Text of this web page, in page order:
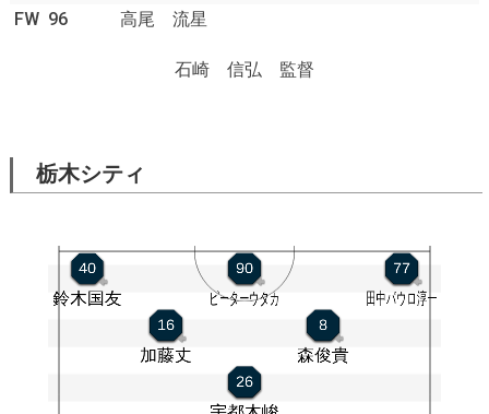
FW 96 高尾 流星
石崎 信弘 監督
栃木シティ